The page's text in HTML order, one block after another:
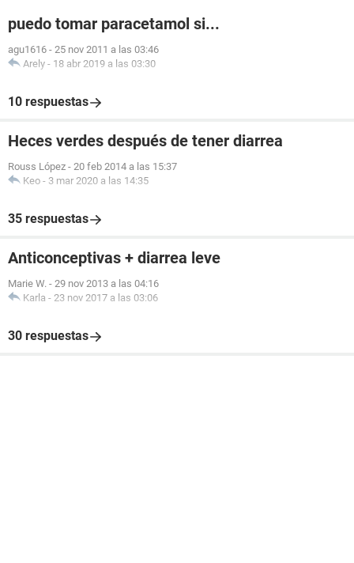
puedo tomar paracetamol si...
agu1616 - 25 nov 2011 a las 03:46
Arely - 18 abr 2019 a las 03:30
10 respuestas
Heces verdes después de tener diarrea
Rouss López - 20 feb 2014 a las 15:37
Keo - 3 mar 2020 a las 14:35
35 respuestas
Anticonceptivas + diarrea leve
Marie W. - 29 nov 2013 a las 04:16
Karla - 23 nov 2017 a las 03:06
30 respuestas